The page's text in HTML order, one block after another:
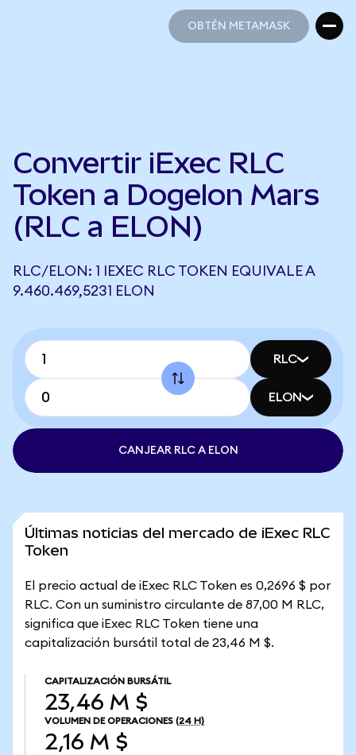
OBTÉN METAMASK
Convertir iExec RLC
Token a Dogelon Mars
(RLC a ELON)
RLC/ELON: 1 IEXEC RLC TOKEN EQUIVALE A
9.460.469,5231 ELON
RLC
ELON
CANJEAR RLC A ELON
Últimas noticias del mercado de iExec RLC
Token
El precio actual de iExec RLC Token es 0,2696 $ por
RLC. Con un suministro circulante de 87,00 M RLC,
significa que iExec RLC Token tiene una
capitalización bursátil total de 23,46 M $.
CAPITALIZACIÓN BURSÁTIL
23,46 M $
VOLUMEN DE OPERACIONES (24 H)
2,16 M $